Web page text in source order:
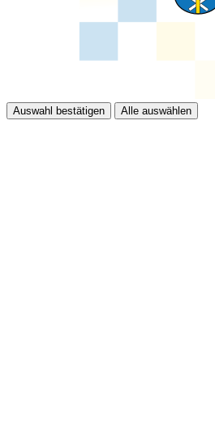
Auswahl bestätigen Alle auswählen